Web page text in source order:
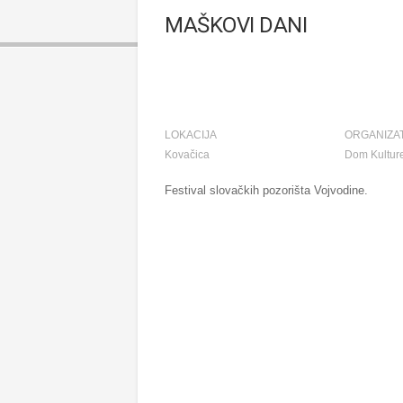
MAŠKOVI DANI
LOKACIJA
Kovačica
Dom
Festival slovačkih pozorišta Vojvodine.